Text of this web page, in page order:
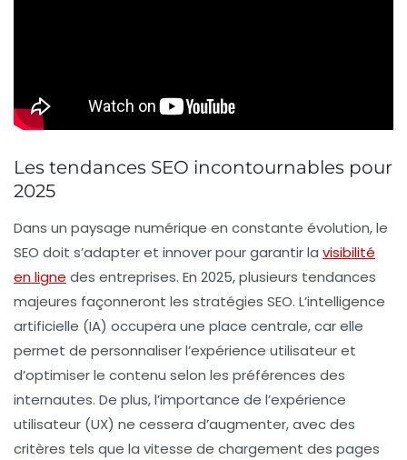
Les tendances SEO incontournables pour
2025
Dans un paysage numérique en constante évolution, le
SEO doit s’adapter et innover pour garantir la visibilité
en ligne des entreprises. En 2025, plusieurs tendances
majeures façonneront les stratégies SEO. L’intelligence
artificielle (IA) occupera une place centrale, car elle
permet de personnaliser l’expérience utilisateur et
d’optimiser le contenu selon les préférences des
internautes. De plus, l’importance de l’expérience
utilisateur (UX) ne cessera d’augmenter, avec des
critères tels que la vitesse de chargement des pages